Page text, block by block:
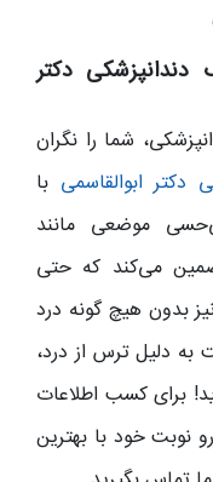
دندانپزشکی دکتر
شما را نگران
ابوالقاسمی با
موضعی مانند
می‌کند که حتی
بدون هیچ‌ گونه درد
به دلیل ترس از درد،
برای کسب اطلاعات
نوبت خود با بهترین